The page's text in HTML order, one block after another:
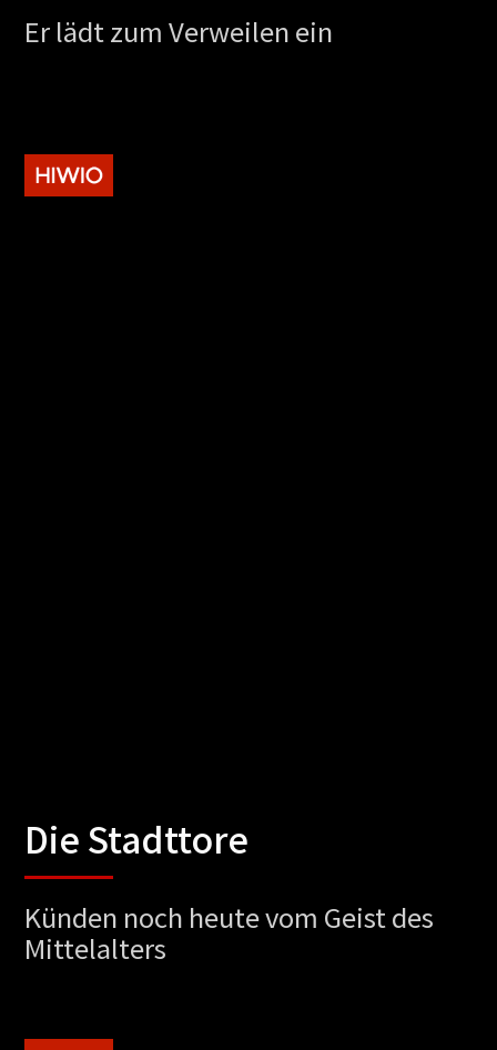
Er lädt zum Verweilen ein
Die Stadttore
Künden noch heute vom Geist des
Mittelalters